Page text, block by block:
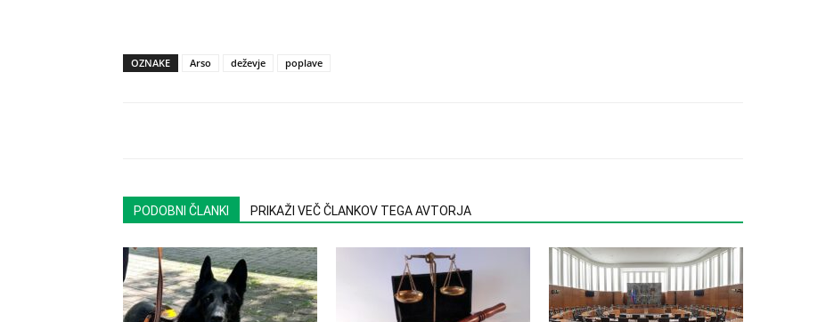
OZNAKE Arso deževje poplave
PODOBNI ČLANKI PRIKAŽI VEČ ČLANKOV TEGA AVTORJA